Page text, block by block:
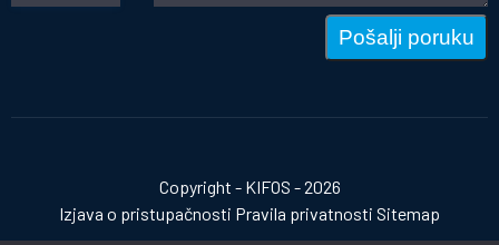
Pošalji poruku
Copyright - KIFOS - 2026
Izjava o pristupačnosti Pravila privatnosti Sitemap